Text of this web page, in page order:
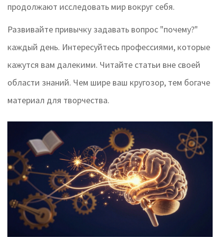
продолжают исследовать мир вокруг себя.
Развивайте привычку задавать вопрос "почему?"
каждый день. Интересуйтесь профессиями, которые
кажутся вам далекими. Читайте статьи вне своей
области знаний. Чем шире ваш кругозор, тем богаче
материал для творчества.